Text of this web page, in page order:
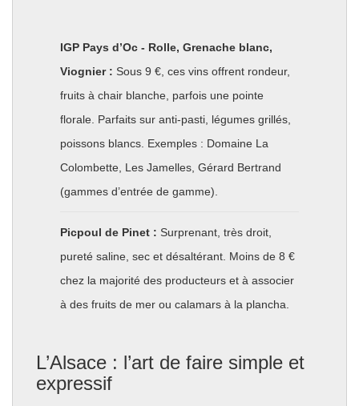
IGP Pays d’Oc - Rolle, Grenache blanc,
Viognier : Sous 9 €, ces vins offrent rondeur,
fruits à chair blanche, parfois une pointe
florale. Parfaits sur anti-pasti, légumes grillés,
poissons blancs. Exemples : Domaine La
Colombette, Les Jamelles, Gérard Bertrand
(gammes d’entrée de gamme).
Picpoul de Pinet : Surprenant, très droit,
pureté saline, sec et désaltérant. Moins de 8 €
chez la majorité des producteurs et à associer
à des fruits de mer ou calamars à la plancha.
L’Alsace : l’art de faire simple et
expressif